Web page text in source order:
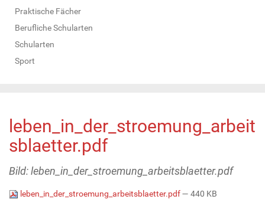
Praktische Fächer
Berufliche Schularten
Schularten
Sport
leben_in_der_stroemung_arbeit
sblaetter.pdf
Bild: leben_in_der_stroemung_arbeitsblaetter.pdf
leben_in_der_stroemung_arbeitsblaetter.pdf— 440 KB